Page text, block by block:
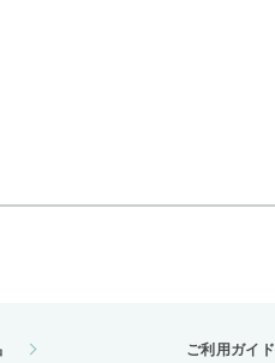
ご利用ガイド